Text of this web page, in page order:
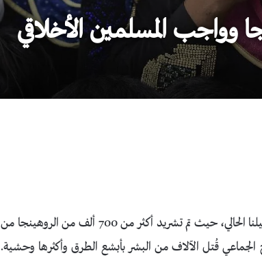
وواجب المسلمين الأخلاقي
تُعد أزمة لاجئي الروهينجا واحدة من أكبر الكوارث الإنسانية في جيلنا الحالي، حيث تم تشريد أكثر من 700 ألف من الروهينجا من
وفي أثناء هذا النزوح الجماعي قُتل الآلاف من البشر بأبشع الطرق وأكثرها وحشية.